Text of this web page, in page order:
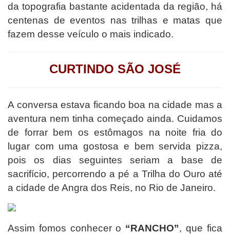
da topografia bastante acidentada da região, há
centenas de eventos nas trilhas e matas que
fazem desse veículo o mais indicado.
CURTINDO SÃO JOSÉ
A conversa estava ficando boa na cidade mas a
aventura nem tinha começado ainda. Cuidamos
de forrar bem os estômagos na noite fria do
lugar com uma gostosa e bem servida pizza,
pois os dias seguintes seriam a base de
sacrifício, percorrendo a pé a Trilha do Ouro até
a cidade de Angra dos Reis, no Rio de Janeiro.
Assim fomos conhecer o “RANCHO”, que fica